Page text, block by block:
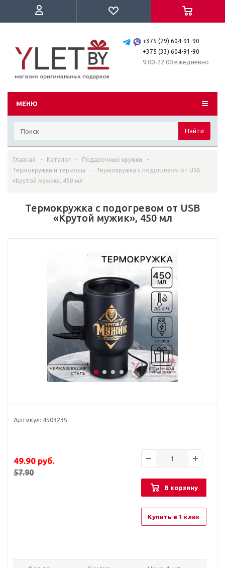
+375 (29) 604-91-90
+375 (33) 604-91-90
9:00-22:00 ежедневно
МЕНЮ
Найти
Главная - Каталог - Подарочные кружки
-
Термокружки и термосы
-
Термокружка с подогревом от USB
«Крутой мужик», 450 мл
Термокружка с подогревом от USB
«Крутой мужик», 450 мл
Артикул: 4503235
49.90 руб.
57.90
В корзину
Купить в 1 клик